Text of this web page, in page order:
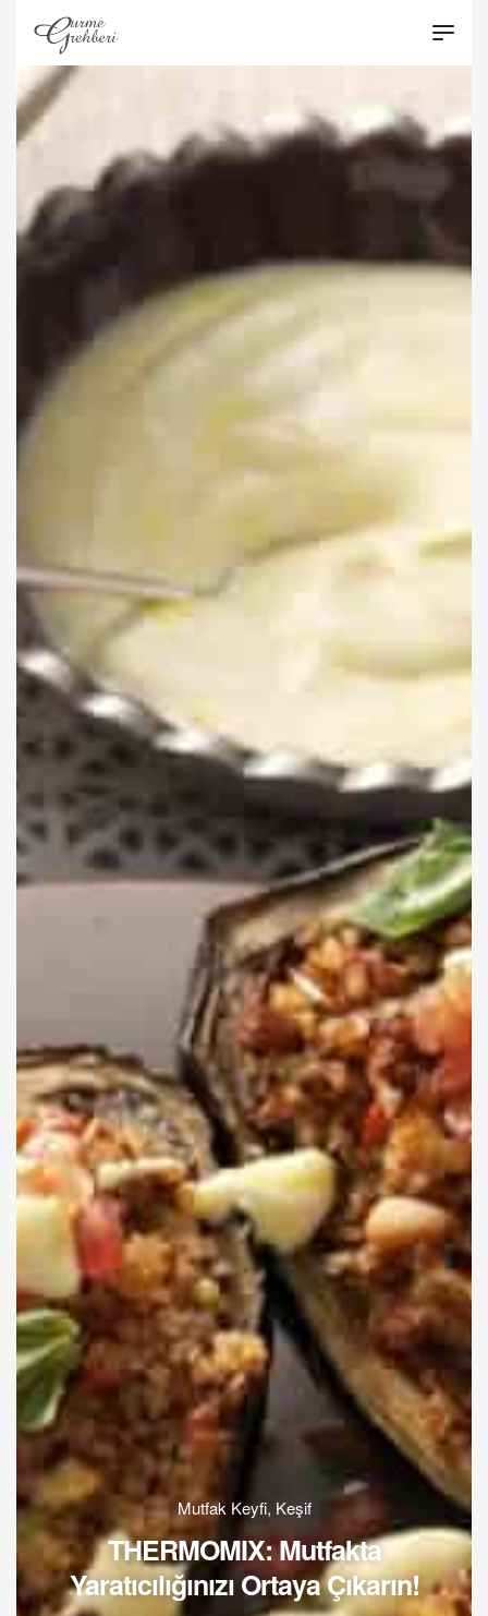
Mutfak Keyfi, Keşif
THERMOMIX: Mutfakta
Yaratıcılığınızı Ortaya Çıkarın!